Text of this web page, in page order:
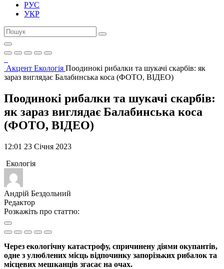
РУС
УКР
Акцент Екологія Поодинокі рибалки та шукачі скарбів: як
зараз виглядає Балабинська коса (ФОТО, ВІДЕО)
Поодинокі рибалки та шукачі скарбів:
як зараз виглядає Балабинська коса
(ФОТО, ВІДЕО)
12:01 23 Січня 2023
Екологія
Андрій Бездольний
Редактор
Розкажіть про статтю:
Через екологічну катастрофу, спричинену діями окупантів,
одне з улюблених місць відпочинку запорізьких рибалок та
місцевих мешканців згасає на очах.